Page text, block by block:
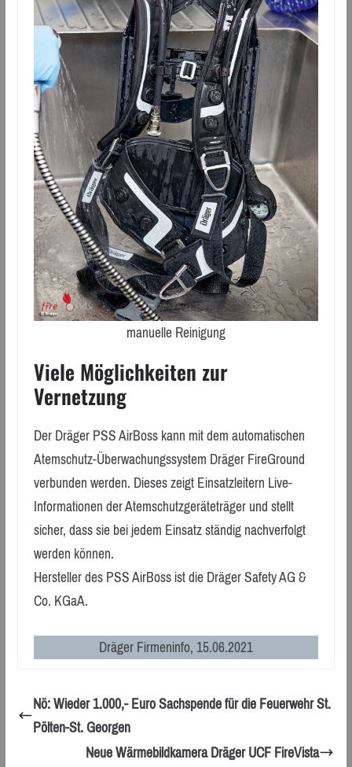
manuelle Reinigung
Viele Möglichkeiten zur
Vernetzung
Der Dräger PSS AirBoss kann mit dem automatischen
Atemschutz-Überwachungssystem Dräger FireGround
verbunden werden. Dieses zeigt Einsatzleitern Live-
Informationen der Atemschutzgeräteträger und stellt
sicher, dass sie bei jedem Einsatz ständig nachverfolgt
werden können.
Hersteller des PSS AirBoss ist die Dräger Safety AG &
Co. KGaA.
Dräger Firmeninfo, 15.06.2021
Nö: Wieder 1.000,- Euro Sachspende für die Feuerwehr St.
Pölten-St. Georgen
Neue Wärmebildkamera Dräger UCF FireVista